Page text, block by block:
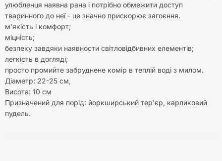
улюбленця наявна рана і потрібно обмежити доступ
тваринного до неї - це значно прискорює загоєння.
м'якість і комфорт;
міцність;
безпеку завдяки наявности світловідбивних елементів;
легкість в догляді;
просто промийте забруднене комір в теплій воді з милом.
Діаметр: 22-25 см,
Висота: 10 см
Призначений для порід: йоркширський тер'єр, карликовий
пудель.